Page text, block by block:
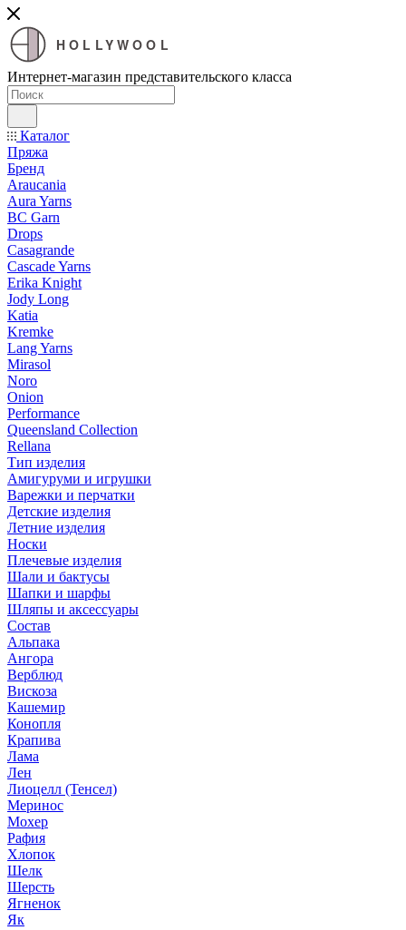
HOLLYWOOL
Интернет-магазин представительского класса
Каталог
Пряжа
Бренд
Araucania
Aura Yarns
BC Garn
Drops
Casagrande
Cascade Yarns
Erika Knight
Jody Long
Katia
Kremke
Lang Yarns
Mirasol
Noro
Onion
Performance
Queensland Collection
Rellana
Тип изделия
Амигуруми и игрушки
Варежки и перчатки
Детские изделия
Летние изделия
Носки
Плечевые изделия
Шали и бактусы
Шапки и шарфы
Шляпы и аксессуары
Состав
Альпака
Ангора
Верблюд
Вискоза
Кашемир
Конопля
Крапива
Лама
Лен
Лиоцелл (Тенсел)
Меринос
Мохер
Рафия
Хлопок
Шелк
Шерсть
Ягненок
Як